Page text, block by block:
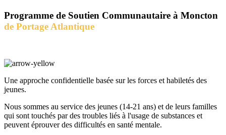
Programme de Soutien Communautaire à Moncton
de Portage Atlantique
Une approche confidentielle basée sur les forces et habiletés des
jeunes.
Nous sommes au service des jeunes (14-21 ans) et de leurs familles
qui sont touchés par des troubles liés à l'usage de substances et
peuvent éprouver des difficultés en santé mentale.